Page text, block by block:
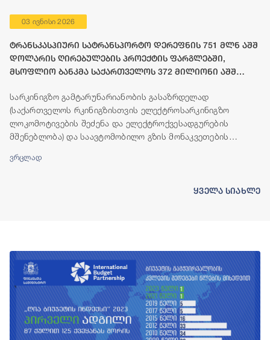
03 ივნისი 2026
ტრანსკასპიური სატრანსპორტო დერეფნის 751 მლნ აშშ
დოლარის ღირებულების პროექტის ფარგლებში,
მსოფლიო ბანკმა საქართველოს 372 მილიონი აშშ
სარკინიგზო გამტარუნარიანობის გასაზრდელად
(საქართველოს რკინიგზისთვის ელექტროსარკინიგზო
ლოკომოტივების შეძენა და ელექტროქვესადგურების
მშენებლობა) და საავტომობილო გზის მონაკვეთების
მშენებლობისთვის, მსოფლიო ბანკის ჯგუფი საქართველოს
ვრცლად
ყველა სიახლე